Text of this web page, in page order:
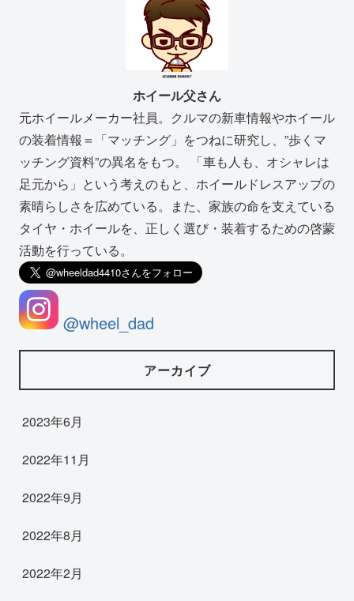
ホイール父さん
元ホイールメーカー社員。クルマの新車情報やホイール
の装着情報＝「マッチング」をつねに研究し、”歩くマ
ッチング資料”の異名をもつ。 「車も人も、オシャレは
足元から」という考えのもと、ホイールドレスアップの
素晴らしさを広めている。また、家族の命を支えている
タイヤ・ホイールを、正しく選び・装着するための啓蒙
活動を行っている。
@wheel_dad
アーカイブ
2023年6月
2022年11月
2022年9月
2022年8月
2022年2月